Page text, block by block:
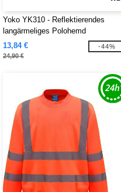
Yoko YK310 - Reflektierendes
langärmeliges Polohemd
13,84 €
24,90 €
-44%